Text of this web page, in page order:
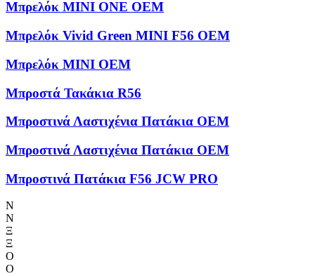
Μπρελόκ MINI ONE OEM
Μπρελόκ Vivid Green MINI F56 OEM
Μπρελόκ ΜΙΝΙ OEM
Μπροστά Τακάκια R56
Μπροστινά Λαστιχένια Πατάκια OEM
Μπροστινά Λαστιχένια Πατάκια OEM
Μπροστινά Πατάκια F56 JCW PRO
Ν
Ν
Ξ
Ξ
Ο
Ο